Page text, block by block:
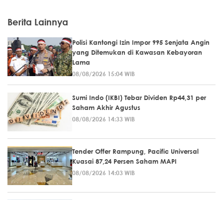
Berita Lainnya
Polisi Kantongi Izin Impor 995 Senjata Angin
yang Ditemukan di Kawasan Kebayoran
Lama
08/08/2026 15:04 WIB
Sumi Indo (IKBI) Tebar Dividen Rp44,31 per
Saham Akhir Agustus
08/08/2026 14:33 WIB
Tender Offer Rampung, Pacific Universal
Kuasai 87,24 Persen Saham MAPI
08/08/2026 14:03 WIB